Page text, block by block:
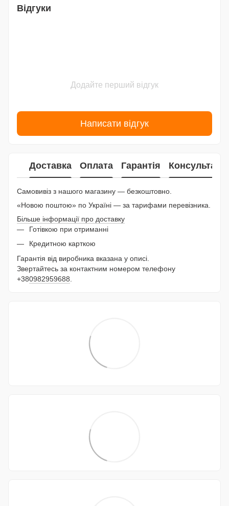
Відгуки
Додайте перший відгук
Написати відгук
Доставка Оплата Гарантія Консультація
Самовивіз з нашого магазину — безкоштовно.
«Новою поштою» по Україні — за тарифами перевізника.
Більше інформації про доставку
Готівкою при отриманні
Кредитною карткою
Гарантія від виробника вказана у описі.
Звертайтесь за контактним номером телефону
+380982959688